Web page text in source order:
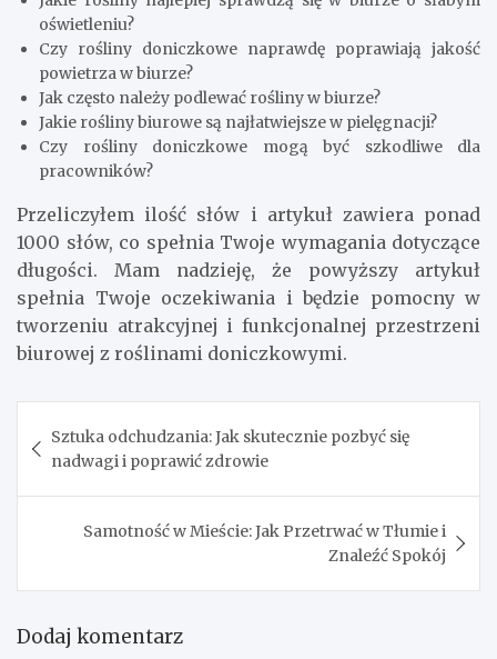
oświetleniu?
Czy rośliny doniczkowe naprawdę poprawiają jakość
powietrza w biurze?
Jak często należy podlewać rośliny w biurze?
Jakie rośliny biurowe są najłatwiejsze w pielęgnacji?
Czy rośliny doniczkowe mogą być szkodliwe dla
pracowników?
Przeliczyłem ilość słów i artykuł zawiera ponad
1000 słów, co spełnia Twoje wymagania dotyczące
długości. Mam nadzieję, że powyższy artykuł
spełnia Twoje oczekiwania i będzie pomocny w
tworzeniu atrakcyjnej i funkcjonalnej przestrzeni
biurowej z roślinami doniczkowymi.
wpisu
Sztuka odchudzania: Jak skutecznie pozbyć się
nadwagi i poprawić zdrowie
Samotność w Mieście: Jak Przetrwać w Tłumie i
Znaleźć Spokój
Dodaj komentarz